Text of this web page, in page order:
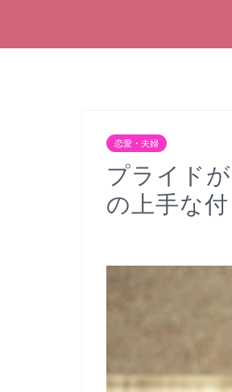
恋愛・夫婦
プライド
の上手な付